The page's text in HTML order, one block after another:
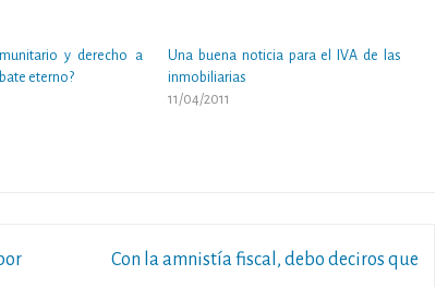
y derecho a
eterno?
Una buena noticia para el IVA de las
inmobiliarias
11/04/2011
Con la amnistía fiscal, debo deciros que